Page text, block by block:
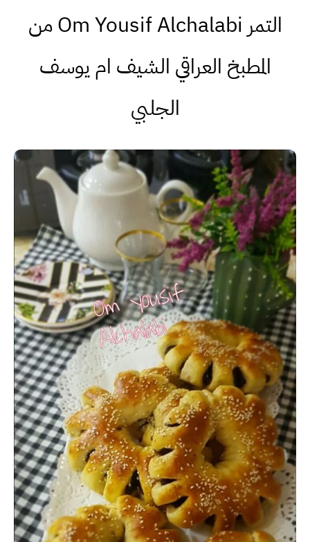
التمر Om Yousif Alchalabi من
المطبخ العراقي الشيف ام يوسف
الجلبي